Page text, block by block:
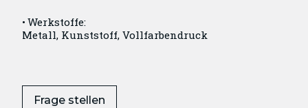
Werkstoffe:
Metall, Kunststoff, Vollfarbendruck
Frage stellen